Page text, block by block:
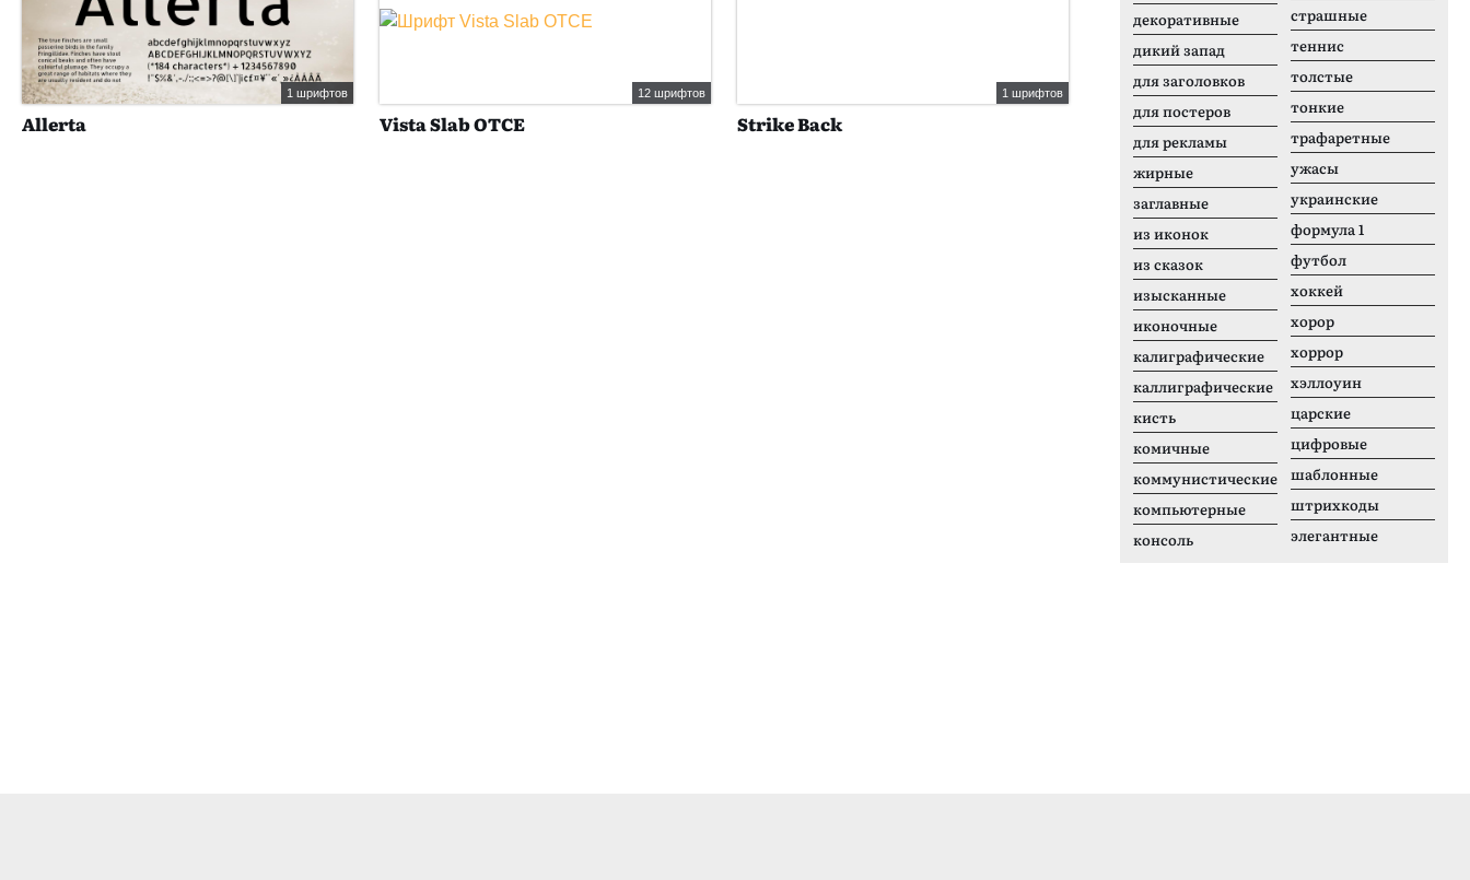
1 шрифтов
Allerta
12 шрифтов
Vista Slab OTCE
1 шрифтов
Strike Back
1 шрифтов
The Frankenstype
декоративные
дикий запад
для заголовков
для постеров
для рекламы
жирные
заглавные
из иконок
из сказок
изысканные
иконочные
калиграфические
каллиграфические
кисть
комичные
коммунистические
компьютерные
консоль
страшные
теннис
толстые
тонкие
трафаретные
ужасы
украинские
формула 1
футбол
хоккей
хорор
хоррор
хэллоуин
царские
цифровые
шаблонные
штрихкоды
элегантные